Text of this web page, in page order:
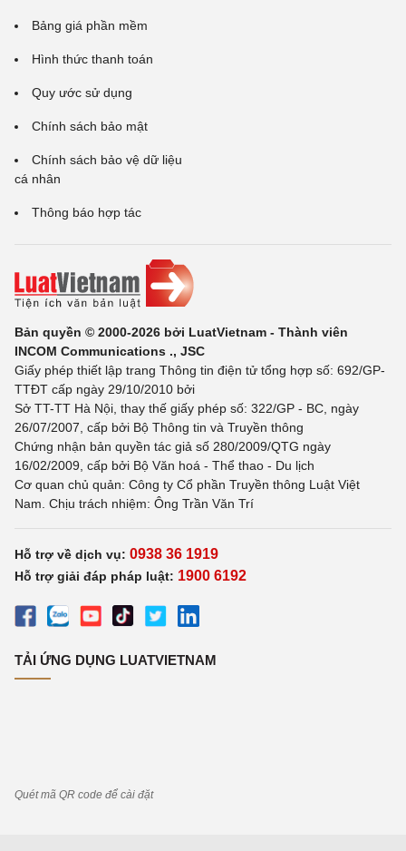
Bảng giá phần mềm
Hình thức thanh toán
Quy ước sử dụng
Chính sách bảo mật
Chính sách bảo vệ dữ liệu
cá nhân
Thông báo hợp tác
Bản quyền © 2000-2026 bởi LuatVietnam - Thành viên
INCOM Communications ., JSC
Giấy phép thiết lập trang Thông tin điện tử tổng hợp số: 692/GP-
TTĐT cấp ngày 29/10/2010 bởi
Sở TT-TT Hà Nội, thay thế giấy phép số: 322/GP - BC, ngày
26/07/2007, cấp bởi Bộ Thông tin và Truyền thông
Chứng nhận bản quyền tác giả số 280/2009/QTG ngày
16/02/2009, cấp bởi Bộ Văn hoá - Thể thao - Du lịch
Cơ quan chủ quản: Công ty Cổ phần Truyền thông Luật Việt
Nam. Chịu trách nhiệm: Ông Trần Văn Trí
Hỗ trợ về dịch vụ: 0938 36 1919
Hỗ trợ giải đáp pháp luật: 1900 6192
TẢI ỨNG DỤNG LUATVIETNAM
Quét mã QR code để cài đặt